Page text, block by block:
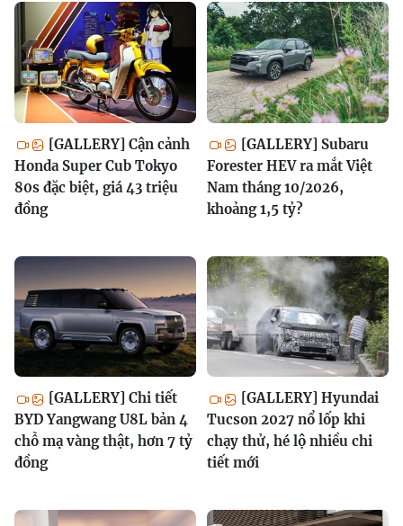
[GALLERY] Cận cảnh
Honda Super Cub Tokyo
80s đặc biệt, giá 43 triệu
đồng
[GALLERY] Subaru
Forester HEV ra mắt Việt
Nam tháng 10/2026,
khoảng 1,5 tỷ?
[GALLERY] Chi tiết
BYD Yangwang U8L bản 4
chỗ mạ vàng thật, hơn 7 tỷ
đồng
[GALLERY] Hyundai
Tucson 2027 nổ lốp khi
chạy thử, hé lộ nhiều chi
tiết mới